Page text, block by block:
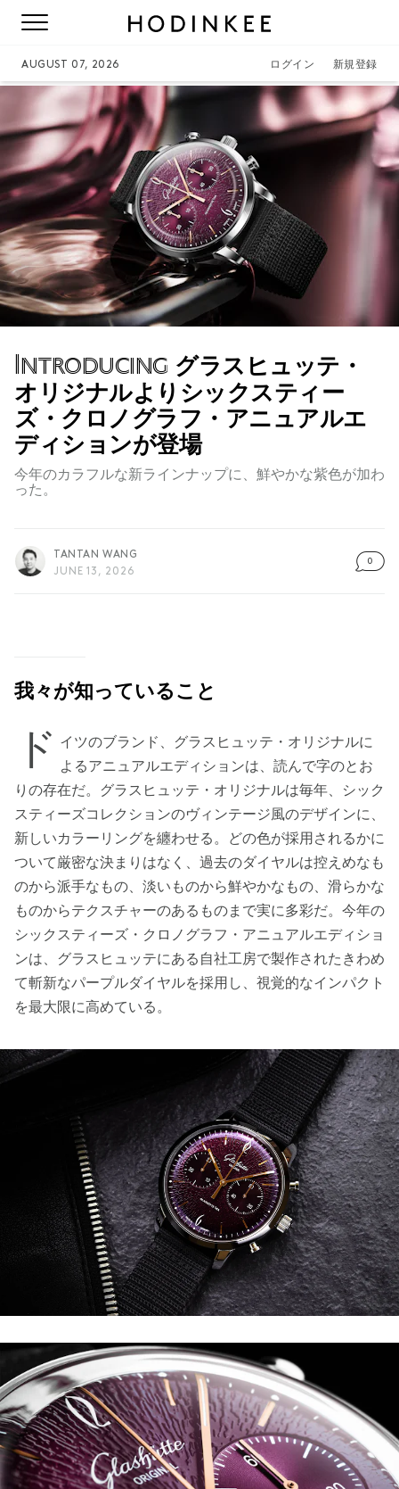
AUGUST 07, 2026 ログイン 新規登録
Introducing グラスヒュッテ・
オリジナルよりシックスティー
ズ・クロノグラフ・アニュアルエ
ディションが登場
今年のカラフルな新ラインナップに、鮮やかな紫色が加わ
った。
TANTAN WANG
JUNE 13, 2026
0
我々が知っていること
ド
イツのブランド、グラスヒュッテ・オリジナルに
よるアニュアルエディションは、読んで字のとお
りの存在だ。グラスヒュッテ・オリジナルは毎年、シック
スティーズコレクションのヴィンテージ風のデザインに、
新しいカラーリングを纏わせる。どの色が採用されるかに
ついて厳密な決まりはなく、過去のダイヤルは控えめなも
のから派手なもの、淡いものから鮮やかなもの、滑らかな
ものからテクスチャーのあるものまで実に多彩だ。今年の
シックスティーズ・クロノグラフ・アニュアルエディショ
ンは、グラスヒュッテにある自社工房で製作されたきわめ
て斬新なパープルダイヤルを採用し、視覚的なインパクト
を最大限に高めている。